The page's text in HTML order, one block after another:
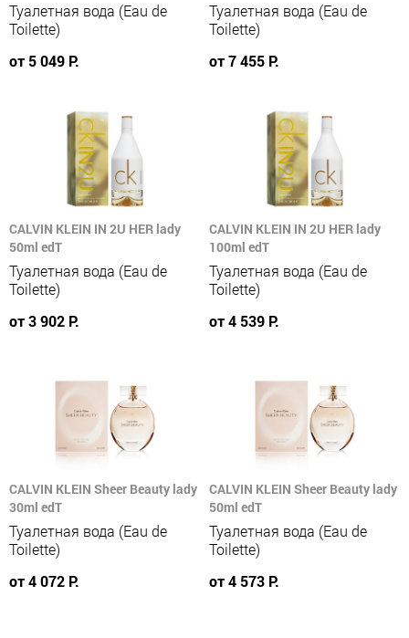
Туалетная вода (Eau de
Toilette)
от 5 049 Р.
Туалетная вода (Eau de
Toilette)
от 7 455 Р.
CALVIN KLEIN IN 2U HER lady
50ml edT
Туалетная вода (Eau de
Toilette)
от 3 902 Р.
CALVIN KLEIN IN 2U HER lady
100ml edT
Туалетная вода (Eau de
Toilette)
от 4 539 Р.
CALVIN KLEIN Sheer Beauty lady
30ml edT
Туалетная вода (Eau de
Toilette)
от 4 072 Р.
CALVIN KLEIN Sheer Beauty lady
50ml edT
Туалетная вода (Eau de
Toilette)
от 4 573 Р.